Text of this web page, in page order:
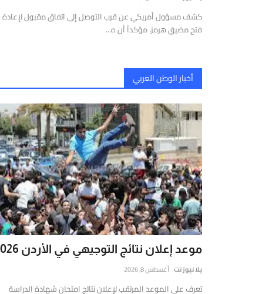
كشف مسؤول أمريكي عن قرب التوصل إلى اتفاق مقبول لإعادة
فتح مضيق هرمز، مؤكداً أن ه...
أخبار الوطن العربي
موعد إعلان نتائج التوجيهي في الأردن 2026
يلا نيوز نت أغسطس 8, 2026
تعرف على الموعد المرتقب لإعلان نتائج امتحان شهادة الدراسة